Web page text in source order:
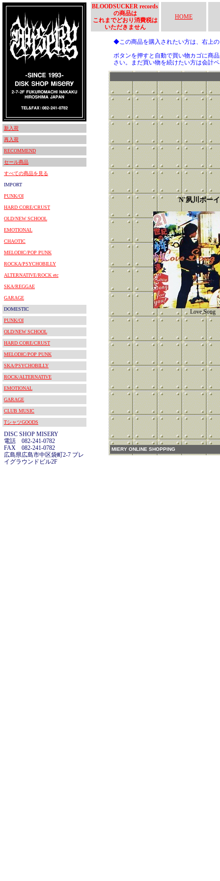
新入荷
再入荷
RECOMMEND
セール商品
すべての商品を見る
IMPORT
PUNK/OI
HARD CORE/CRUST
OLD/NEW SCHOOL
EMOTIONAL
CHAOTIC
MELODIC/POP PUNK
ROCKA/PSYCHOBILLY
ALTERNATIVE/ROCK etc
SKA/REGGAE
GARAGE
DOMESTIC
PUNK/OI
OLD/NEW SCHOOL
HARD CORE/CRUST
MELODIC/POP PUNK
SKA/PSYCHOBILLY
ROCK/ALTERNATIVE
EMOTIONAL
GARAGE
CLUB MUSIC
TシャツGOODS
DISC SHOP MISERY
電話 082-241-0782
FAX 082-241-0782
広島県広島市中区袋町2-7 プレ
イグラウンドビル2F
BLOODSUCKER records
の商品は
これまでどおり消費税は
いただきません
HOME
◆この商品を購入されたい方は、右上
ボタンを押すと自動で買い物カゴに商
さい。まだ買い物を続けたい方は会計
N'夙川ボー
Love Song
MIERY ONLINE SHOPPING